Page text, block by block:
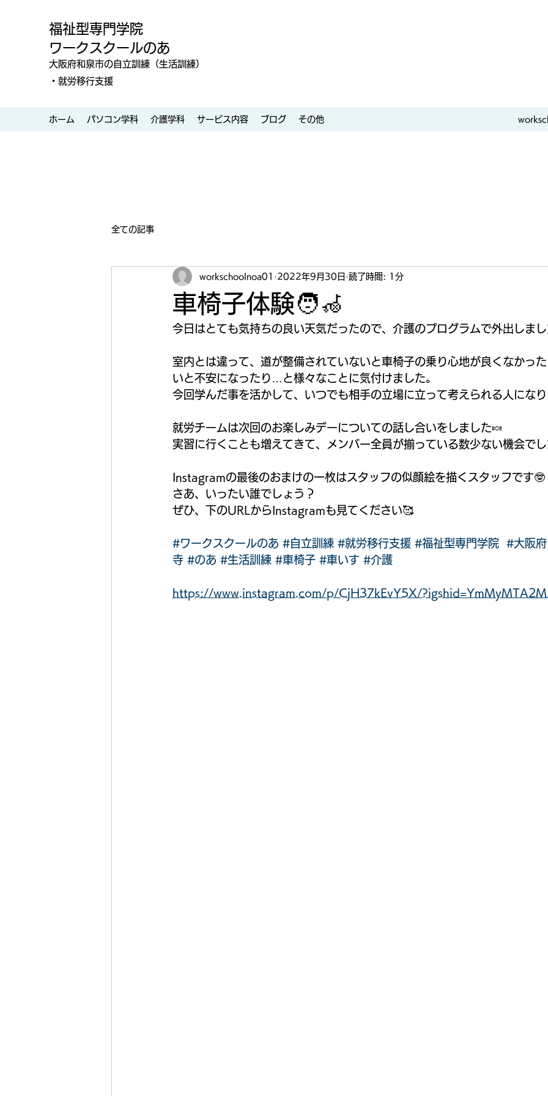
福祉型専門学院
ワークスクールのあ
大阪府和泉市の自立訓練（生活訓練）
・就労移行支援
ホーム パソコン学科 介護学科 サービス内容 ブログ その他
全ての記事
車椅子体験🧑‍🦽
workschoolnoa01 2022年9月30日 読了時間: 1分
今日はとても気持ちの良い天気だったので、介護のプログラムで外出しま
室内とは違って、道が整備されていないと車椅子の乗り心地が良くなかっ
いと不安になったり…と様々なことに気付けました。
今回学んだ事を活かして、いつでも相手の立場に立って考えられる人にな
就労チームは次回のお楽しみデーについての話し合いをしました🍬
実習に行くことも増えてきて、メンバー全員が揃っている数少ない機会で
Instagramの最後のおまけの一枚はスタッフの似顔絵を描くスタッフです🤓
さあ、いったい誰でしょう？
ぜひ、下のURLからInstagramも見てください🥰
#ワークスクールのあ #自立訓練 #就労移行支援 #福祉型専門学院
#大阪府
寺 #のあ #生活訓練 #車椅子 #車いす #介護
https://www.instagram.com/p/CjH37kEvY5X/